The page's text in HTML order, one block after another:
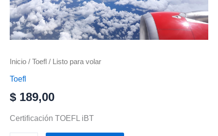
Inicio / Toefl / Listo para volar
Toefl
$ 189,00
Certificación TOEFL iBT